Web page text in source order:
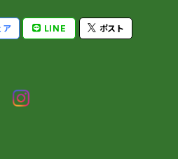
ア LINE ポスト